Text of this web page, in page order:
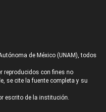
de México (UNAM), todos
reproducidos con fines no
se cite la fuente completa y su
escrito de la institución.